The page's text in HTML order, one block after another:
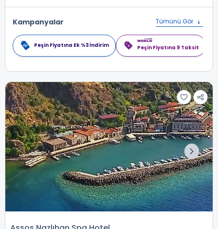
Kampanyalar Tümünü Gör
Peşin Fiyatına Ek %3 İndirim Peşin Fiyatına 9 Taksit